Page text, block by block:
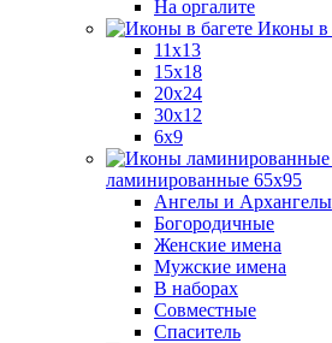
На оргалите
Иконы в
11x13
15x18
20x24
30х12
6x9
ламинированные 65x95
Ангелы и Архангелы
Богородичные
Женские имена
Мужские имена
В наборах
Совместные
Спаситель